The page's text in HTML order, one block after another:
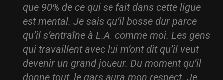
que 90% de ce qui se fait dans cette ligue
est mental. Je sais qu’il bosse dur parce
qu’il s’entraîne à L.A. comme moi. Les gens
qui travaillent avec lui m’ont dit qu’il veut
devenir un grand joueur. Du moment qu’il
donne tout, le gars aura mon respect. Je